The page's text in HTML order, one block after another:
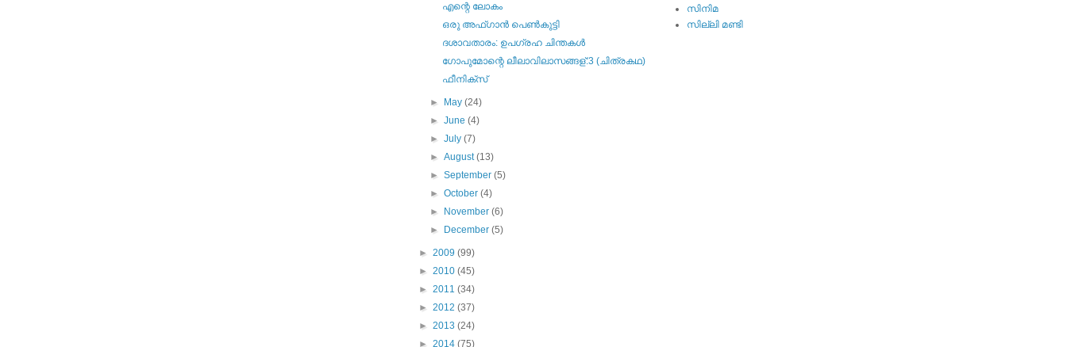
എന്റെ ലോകം
ഒരു അഫ്ഗാന്‍ പെണ്‍കുട്ടി
ദശാവതാരം: ഉപഗ്രഹ ചിന്തകള്‍
ഗോപുമോന്റെ ലീലാവിലാസങ്ങള്:3 (ചിത്രകഥ)
ഫീനിക്സ്
► May(24)
►June(4)
►July(7)
►August(13)
►September(5)
►October(4)
►
November(6)
►
December(5)
► 2009 (99)
► 2010 (45)
► 2011 (34)
► 2012 (37)
► 2013 (24)
► 2014 (75)
സിനിമ
സില്ലി മണ്ടി